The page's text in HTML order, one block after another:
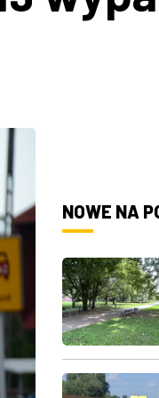
NOWE NA